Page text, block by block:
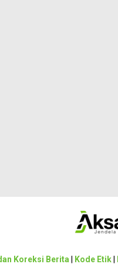
Koreksi Berita Kode Etik